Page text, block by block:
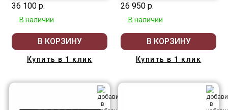
36 100 р.
В наличии
В КОРЗИНУ
Купить в 1 клик
26 950 р.
В наличии
В КОРЗИНУ
Купить в 1 клик